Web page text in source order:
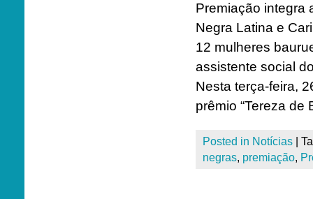
Premiação integra
Negra Latina e
12 mulheres
assistente social
Nesta terça-feira,
prêmio “Tereza de
Posted in Notícias
negras, premiação,